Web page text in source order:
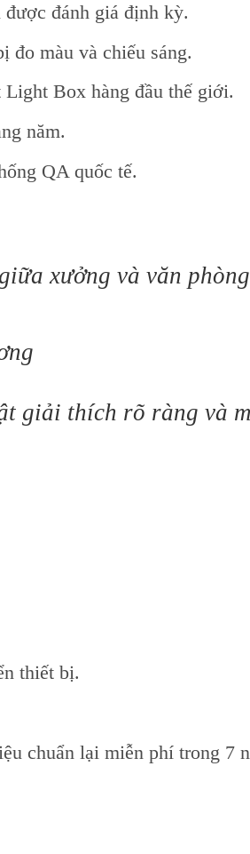
đánh giá định kỳ.
đo màu và chiếu sáng.
Box hàng đầu thế giới.
năm.
QA quốc tế.
xưởng và văn
giải thích rõ ràng và
thiết bị.
chuẩn lại miễn phí trong 7